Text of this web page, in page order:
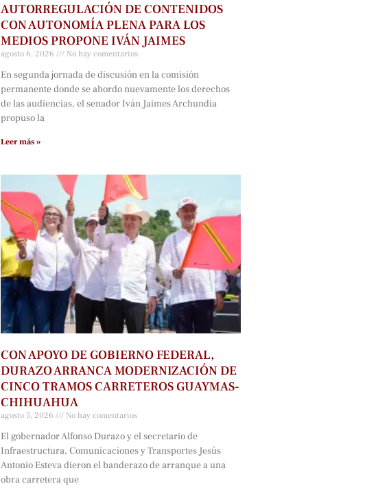
AUTORREGULACIÓN DE CONTENIDOS
CON AUTONOMÍA PLENA PARA LOS
MEDIOS PROPONE IVÁN JAIMES
agosto 6, 2026 No hay comentarios
En segunda jornada de discusión en la comisión
permanente donde se abordo nuevamente los derechos
de las audiencias, el senador Iván Jaimes Archundia
propuso la
Leer más »
CON APOYO DE GOBIERNO FEDERAL,
DURAZO ARRANCA MODERNIZACIÓN DE
CINCO TRAMOS CARRETEROS GUAYMAS-
CHIHUAHUA
agosto 5, 2026 No hay comentarios
El gobernador Alfonso Durazo y el secretario de
Infraestructura, Comunicaciones y Transportes Jesús
Antonio Esteva dieron el banderazo de arranque a una
obra carretera que